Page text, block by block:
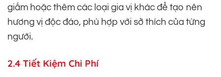
giấm hoặc thêm các loại gia vị khác để tạo nên
hương vị độc đáo, phù hợp với sở thích của từng
người.
2.4 Tiết Kiệm Chi Phí